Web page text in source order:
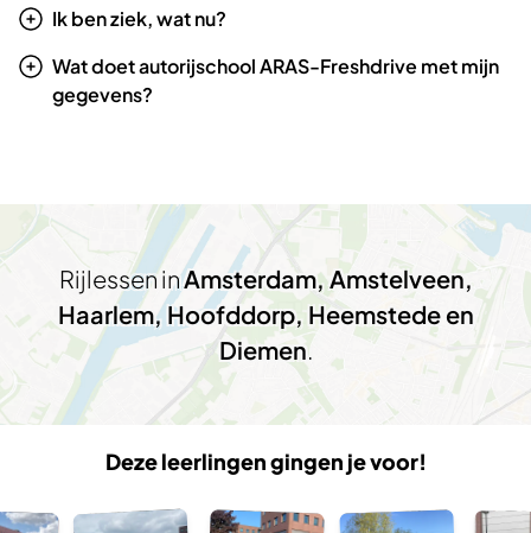
Ik ben ziek, wat nu?
Wat doet autorijschool ARAS-Freshdrive met mijn
gegevens?
Rijlessen inAmsterdam, Amstelveen,
Haarlem, Hoofddorp, Heemstede en
Diemen.
Deze leerlingen gingen je voor!